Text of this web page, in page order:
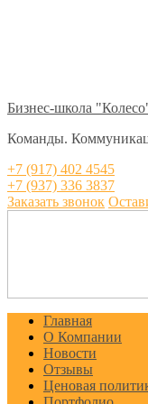
Бизнес-школа
Команды.
+7 (917) 402 4545
+7 (937) 336 3837
Заказать звонок
Главная
О Компании
Новости
Отзывы
Ценовая